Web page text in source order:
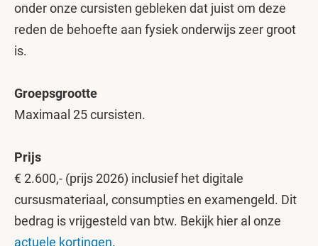
onder onze cursisten gebleken dat juist om deze
reden de behoefte aan fysiek onderwijs zeer groot
is.
Groepsgrootte
Maximaal 25 cursisten.
Prijs
€ 2.600,- (prijs 2026) inclusief het digitale
cursusmateriaal, consumpties en examengeld. Dit
bedrag is vrijgesteld van btw. Bekijk hier al onze
actuele kortingen.